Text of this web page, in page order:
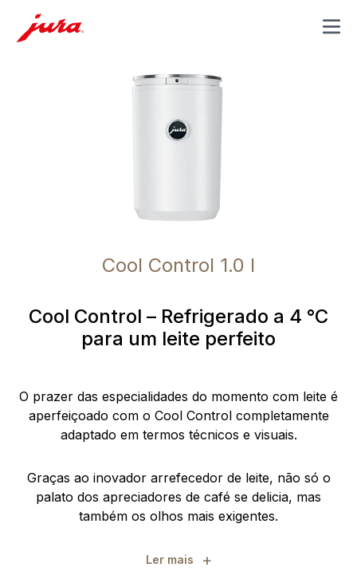
MENU
Cool Control 1.0 l
Cool Control – Refrigerado a 4 °C
para um leite perfeito
O prazer das especialidades do momento com leite é
aperfeiçoado com o Cool Control completamente
adaptado em termos técnicos e visuais.
Graças ao inovador arrefecedor de leite, não só o
palato dos apreciadores de café se delicia, mas
também os olhos mais exigentes.
Ler mais +